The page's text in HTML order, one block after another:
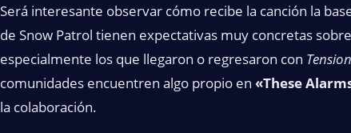
Será interesante observar cómo recibe la canción la
de Snow Patrol tienen expectativas muy concretas
especialmente los que llegaron o regresaron con Tension
comunidades encuentren algo propio en «These
la colaboración.